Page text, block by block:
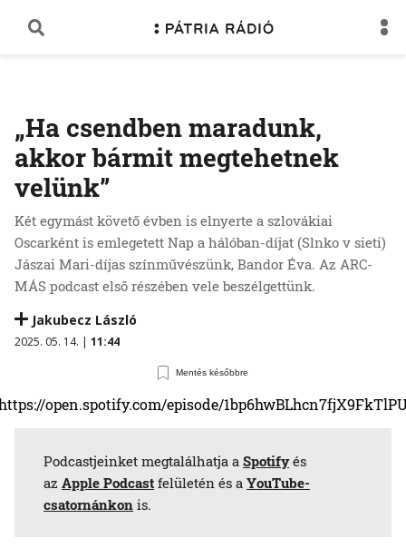
„Ha csendben maradunk,
akkor bármit megtehetnek
velünk”
Két egymást követő évben is elnyerte a szlovákiai
Oscarként is emlegetett Nap a hálóban-díjat (Slnko v sieti)
Jászai Mari-díjas színművészünk, Bandor Éva. Az ARC-
MÁS podcast első részében vele beszélgettünk.
Jakubecz László
2025. 05. 14. | 11:44
Mentés későbbre
open.spotify.com/episode/
Podcastjeinket megtalálhatja a Spotifyés
az Apple Podcast felületén és a YouTube-
csatornánkon is.